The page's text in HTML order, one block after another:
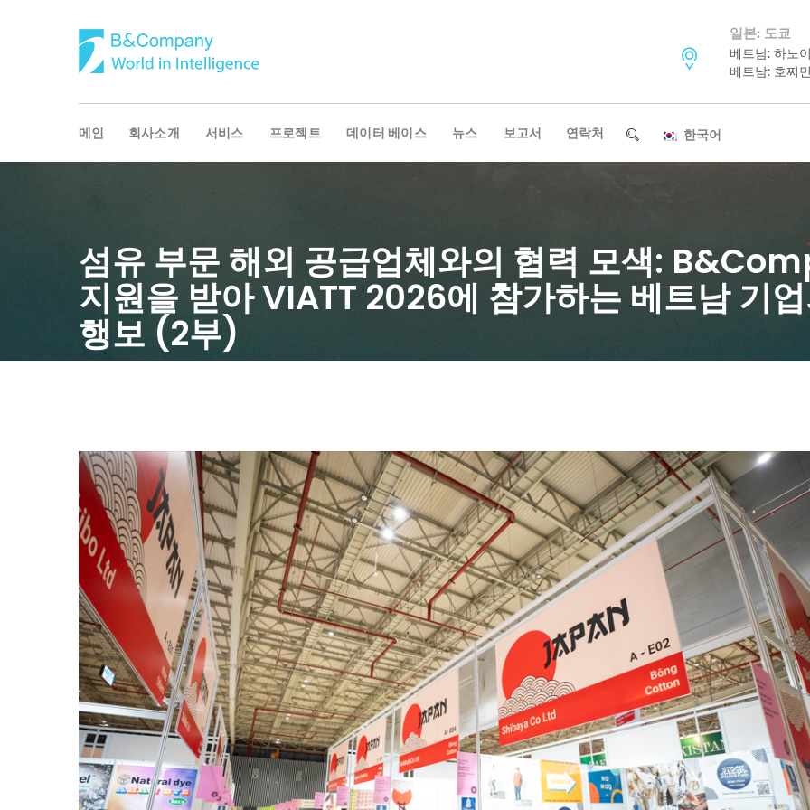
일본: 도쿄
베트남: 하노
베트남: 호찌
메인 회사소개 서비스 프로젝트 데이터 베이스 뉴스 보고서 연락처 한국어
섬유 부문 해외 공급업체와의 협력 모색:
지원을 받아 VIATT 2026에 참가하는 베트남 기
행보 (2부)
뉴스레터 구독